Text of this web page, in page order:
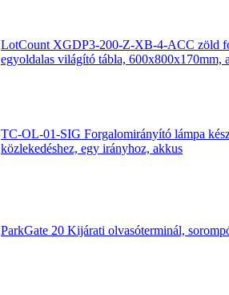
LotCount XGDP3-200-Z-XB-4-ACC zöld
egyoldalas világító tábla, 600x800x170mm,
TC-OL-01-SIG Forgalomirányító lámpa
közlekedéshez, egy irányhoz, akkus
ParkGate 20 Kijárati olvasóterminál,